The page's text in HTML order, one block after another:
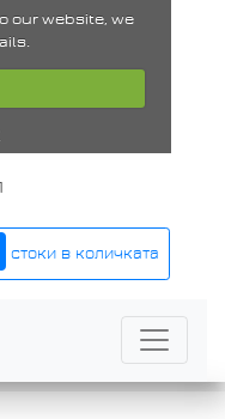
our website, we
стоки в количката